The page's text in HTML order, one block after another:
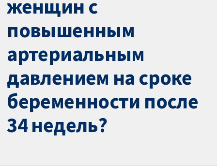
женщин с
повышенным
артериальным
давлением на сроке
беременности после
34 недель?